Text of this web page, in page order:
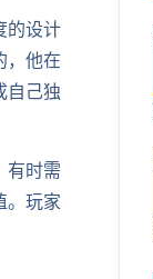
的设计
，他在
自己独
有时需
。玩家